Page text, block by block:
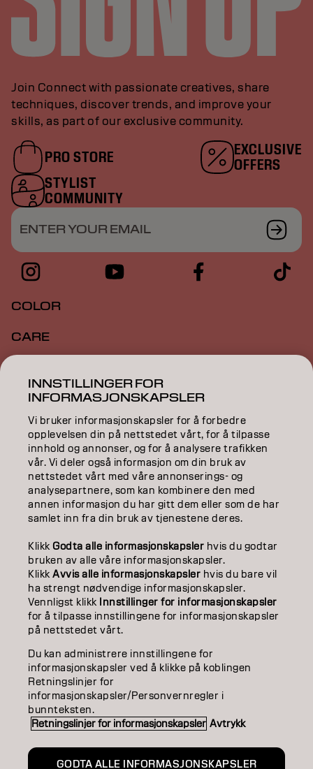
Join Connect with passionate creatives, share
techniques, discover trends, and improve your
skills, as part of our exclusive community.
PRO STORE
EXCLUSIVE
OFFERS
STYLIST
COMMUNITY
ENTER YOUR EMAIL
COLOR
CARE
STYLING
INSPIRATION
EDUCATION
ABOUT
SALON FINDER
BECOME A PARTNER
CONTACT US
ImprintPrivacy Policy Cookie Policy
Accessibility
NO | Norweian
Goldwell is part of
INNSTILLINGER FOR
INFORMASJONSKAPSLER
Vi bruker informasjonskapsler for å forbedre
opplevelsen din på nettstedet vårt, for å tilpasse
innhold og annonser, og for å analysere trafikken
vår. Vi deler også informasjon om din bruk av
nettstedet vårt med våre annonserings- og
analysepartnere, som kan kombinere den med
annen informasjon du har gitt dem eller som de har
samlet inn fra din bruk av tjenestene deres.
KlikkGodta alle informasjonskapsler hvis du godtar
bruken av alle våre informasjonskapsler.
KlikkAvvis alle informasjonskapsler hvis du bare vil
ha strengt nødvendige informasjonskapsler.
Vennligst klikk Innstillinger for informasjonskapsler
for å tilpasse innstillingene for informasjonskapsler
på nettstedet vårt.
Du kan administrere innstillingene for
informasjonskapsler ved å klikke på koblingen
Retningslinjer for
informasjonskapsler/Personvernregler i
bunnteksten.
Retningslinjer for informasjonskapsler Avtrykk
GODTA ALLE INFORMASJONSKAPSLER